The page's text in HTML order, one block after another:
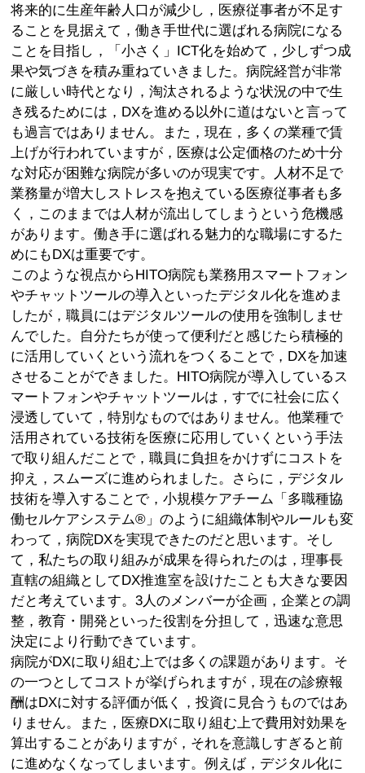
将来的に生産年齢人口が減少し，医療従事者が不足す
ることを見据えて，働き手世代に選ばれる病院になる
ことを目指し，「小さく」ICT化を始めて，少しずつ成
果や気づきを積み重ねていきました。病院経営が非常
に厳しい時代となり，淘汰されるような状況の中で生
き残るためには，DXを進める以外に道はないと言って
も過言ではありません。また，現在，多くの業種で賃
上げが行われていますが，医療は公定価格のため十分
な対応が困難な病院が多いのが現実です。人材不足で
業務量が増大しストレスを抱えている医療従事者も多
く，このままでは人材が流出してしまうという危機感
があります。働き手に選ばれる魅力的な職場にするた
めにもDXは重要です。
このような視点からHITO病院も業務用スマートフォン
やチャットツールの導入といったデジタル化を進めま
したが，職員にはデジタルツールの使用を強制しませ
んでした。自分たちが使って便利だと感じたら積極的
に活用していくという流れをつくることで，DXを加速
させることができました。HITO病院が導入しているス
マートフォンやチャットツールは，すでに社会に広く
浸透していて，特別なものではありません。他業種で
活用されている技術を医療に応用していくという手法
で取り組んだことで，職員に負担をかけずにコストを
抑え，スムーズに進められました。さらに，デジタル
技術を導入することで，小規模ケアチーム「多職種協
働セルケアシステム®」のように組織体制やルールも変
わって，病院DXを実現できたのだと思います。そし
て，私たちの取り組みが成果を得られたのは，理事長
直轄の組織としてDX推進室を設けたことも大きな要因
だと考えています。3人のメンバーが企画，企業との調
整，教育・開発といった役割を分担して，迅速な意思
決定により行動できています。
病院がDXに取り組む上では多くの課題があります。そ
の一つとしてコストが挙げられますが，現在の診療報
酬はDXに対する評価が低く，投資に見合うものではあ
りません。また，医療DXに取り組む上で費用対効果を
算出することがありますが，それを意識しすぎると前
に進めなくなってしまいます。例えば，デジタル化に